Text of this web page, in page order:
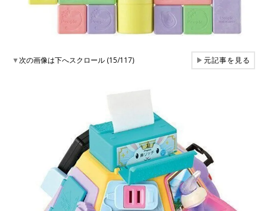
▼次の画像は下へスクロール (15/117) ▶元記事を見る